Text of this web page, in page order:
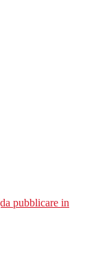
pubblicare in